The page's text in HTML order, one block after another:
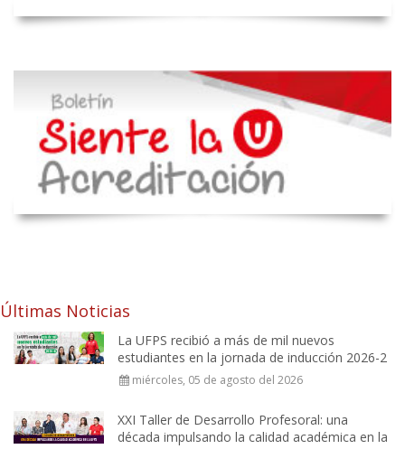
Últimas Noticias
La UFPS recibió a más de mil nuevos
estudiantes en la jornada de inducción 2026-2
miércoles, 05 de agosto del 2026
XXI Taller de Desarrollo Profesoral: una
década impulsando la calidad académica en la